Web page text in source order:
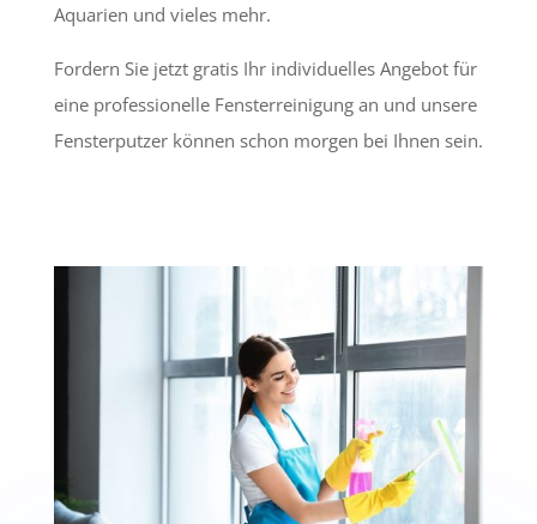
Aquarien und vieles mehr.
Fordern Sie jetzt gratis Ihr individuelles Angebot für
eine professionelle Fensterreinigung an und unsere
Fensterputzer können schon morgen bei Ihnen sein.